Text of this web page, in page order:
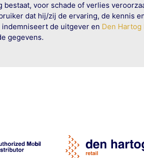
voor schade of verlies
dat hij/zij de ervaring, de kennis
de uitgever en Den Hartog
gegevens.